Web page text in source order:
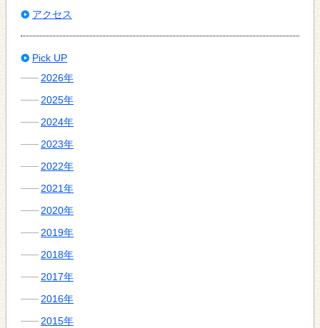
アクセス
Pick UP
2026年
2025年
2024年
2023年
2022年
2021年
2020年
2019年
2018年
2017年
2016年
2015年